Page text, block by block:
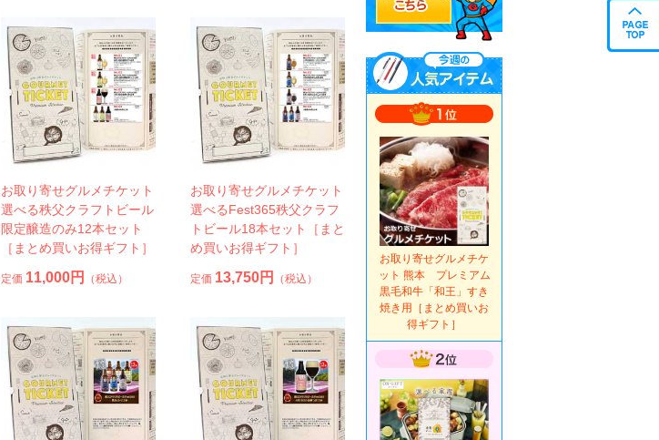
お取り寄せグルメチケット
選べる秩父クラフトビール
限定醸造のみ12本セット
［まとめ買いお得ギフト］
定価 11,000円 （税込）
お取り寄せグルメチケット
選べるFest365秩父クラフ
トビール18本セット［まと
め買いお得ギフト］
定価 13,750円 （税込）
お取り寄せグルメチケ
ット 熊本 プレミアム
黒毛和牛「和王」すき
焼き用［まとめ買いお
得ギフト］